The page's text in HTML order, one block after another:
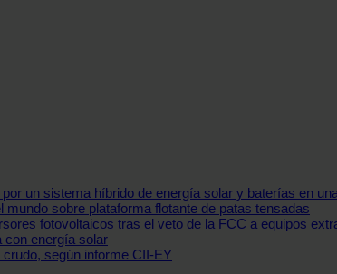
un sistema híbrido de energía solar y baterías en
sobre plataforma flotante de patas tensadas
fotovoltaicos tras el veto de la FCC a equipos
con energía solar
según informe CII-EY